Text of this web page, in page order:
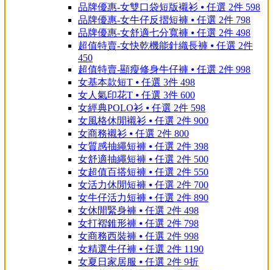
品牌優惠-女雙口袋短版襯衫 ⦁ 任選 2件 598
品牌優惠-女牛仔反摺短褲 ⦁ 任選 2件 798
品牌優惠-女舒適七分寬褲 ⦁ 任選 2件 498
超值特賣-女快乾機能針織長褲 ⦁ 任選 2件
450
超值特賣-顯瘦修身牛仔褲 ⦁ 任選 2件 998
女基本款短T ⦁ 任選 3件 498
女人氣印花T ⦁ 任選 3件 600
女經典POLO衫 ⦁ 任選 2件 598
女風格休閒襯衫 ⦁ 任選 2件 900
女商務襯衫 ⦁ 任選 2件 800
女質感抽繩短褲 ⦁ 任選 2件 398
女舒適抽繩短褲 ⦁ 任選 2件 500
女超值百搭短褲 ⦁ 任選 2件 550
女活力休閒短褲 ⦁ 任選 2件 700
女牛仔活力短褲 ⦁ 任選 2件 890
女休閒緊身褲 ⦁ 任選 2件 498
女打褶錐形褲 ⦁ 任選 2件 798
女商務西裝褲 ⦁ 任選 2件 998
女精選牛仔褲 ⦁ 任選 2件 1190
女夏日家居服 ⦁ 任選 2件 9折